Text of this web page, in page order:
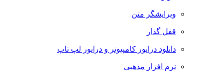
ویرایشگر متن
قفل گذار
دانلود درایور کامپیوتر و درایور لپ تاپ
نرم افزار مذهبی